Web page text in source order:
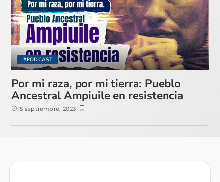
#PODCAST
Por mi raza, por mi tierra: Pueblo
Ancestral Ampiuile en resistencia
15 septiembre, 2023